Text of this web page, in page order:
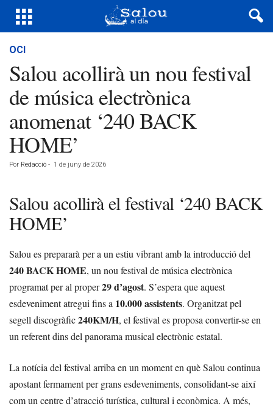
OCI
Salou acollirà un nou festival
de música electrònica
anomenat ‘240 BACK
HOME’
Por Redacció - 1 de juny de 2026
Salou acollirà el festival ‘240 BACK
HOME’
Salou es prepararà per a un estiu vibrant amb la introducció del
240 BACK HOME, un nou festival de música electrònica
programat per al proper29 d’agost. S’espera que aquest
esdeveniment atregui fins a 10.000 assistents. Organitzat pel
segell discogràfic240KM/H, el festival es proposa convertir-se en
un referent dins del panorama musical electrònic estatal.
La notícia del festival arriba en un moment en què Salou continua
apostant fermament per grans esdeveniments, consolidant-se així
com un centre d’atracció turística, cultural i econòmica. A més,